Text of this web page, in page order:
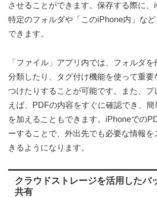
させることができます。保存する際に
特定のフォルダや「このiPhone内」な
できます。
「ファイル」アプリ内では、フォルダ
分類したり、タグ付け機能を使って重要
つけたりすることが可能です。また、プ
えば、PDFの内容をすぐに確認でき、簡
を加えることもできます。iPhoneでの
ーすることで、外出先でも必要な情報を
きるようになります。
クラウドストレージを活用したバ
共有